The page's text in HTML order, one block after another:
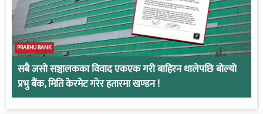
PRABHU BANK
सबै जसो सञ्चालकका विवाद एकएक गरी बाहिरन थालेपछि बोल्यो
प्रभु बैंक, मिति केरमेट गरेर हतारमा खण्डन !